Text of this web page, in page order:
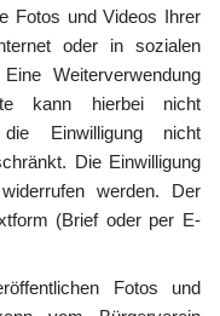
Fotos und Videos Ihrer
oder in sozialen
Weiterverwendung
kann hierbei nicht
Einwilligung nicht
Die Einwilligung
werden. Der
(Brief oder per E-
Fotos und